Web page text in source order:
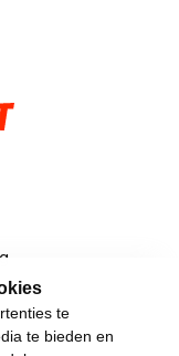
te
te bieden en